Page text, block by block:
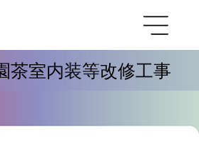
茶室内装等改修工事